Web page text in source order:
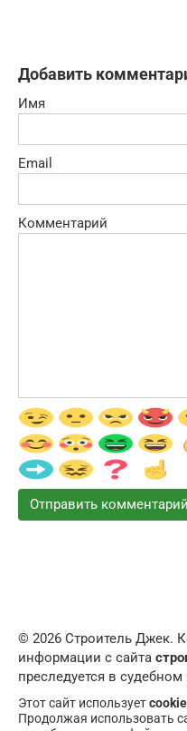
Добавить
Имя
Email
Комментарий
© 2026 Строитель Джек.
информации с сайта
преследуется в
Этот сайт используетcookie
Продолжая использовать